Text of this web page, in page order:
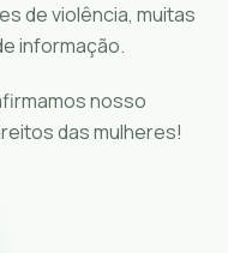
de violência, muitas
informação.
nosso
das mulheres!